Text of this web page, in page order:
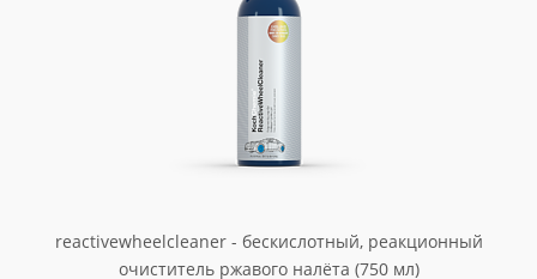
reactivewheelcleaner - бескислотный, реакционный
очиститель ржавого налёта (750 мл)